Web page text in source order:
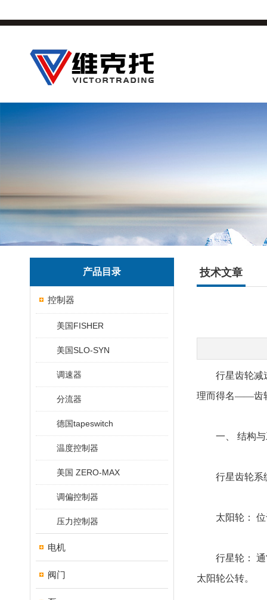
产品目录
控制器
美国FISHER
美国SLO-SYN
调速器
分流器
德国tapeswitch
温度控制器
美国 ZERO-MAX
调偏控制器
压力控制器
电机
阀门
技术文章
行星齿轮减速
理而得名——齿
一、 结构与
行星齿轮系统
太阳轮： 位于
行星轮： 通常
太阳轮公转。